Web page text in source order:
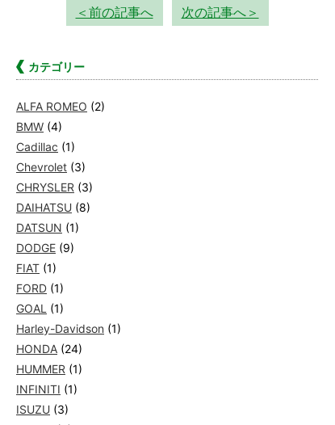
＜前の記事へ 次の記事へ＞
カテゴリー
ALFA ROMEO (2)
BMW (4)
Cadillac (1)
Chevrolet (3)
CHRYSLER (3)
DAIHATSU (8)
DATSUN (1)
DODGE (9)
FIAT (1)
FORD (1)
GOAL (1)
Harley-Davidson (1)
HONDA (24)
HUMMER (1)
INFINITI (1)
ISUZU (3)